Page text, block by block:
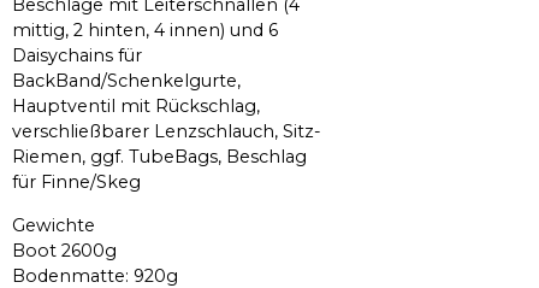
Beschläge mit Leiterschnallen (4
mittig, 2 hinten, 4 innen) und 6
Daisychains für
BackBand/Schenkelgurte,
Hauptventil mit Rückschlag,
verschließbarer Lenzschlauch, Sitz-
Riemen, ggf. TubeBags, Beschlag
für Finne/Skeg
Gewichte
Boot 2600g
Bodenmatte: 920g